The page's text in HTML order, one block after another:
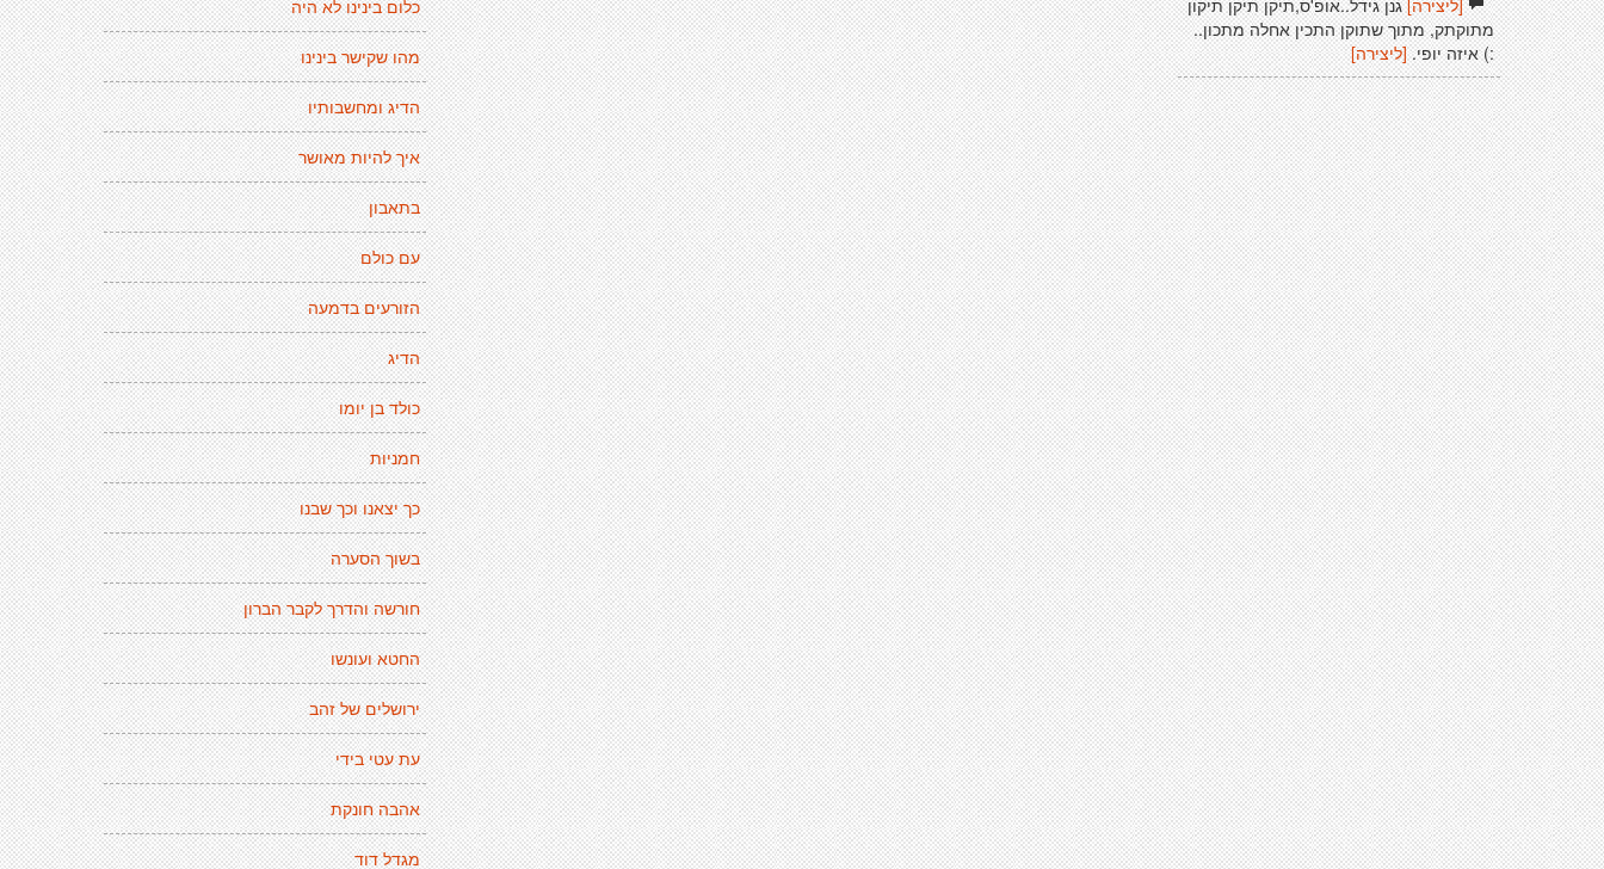
כלום בינינו לא היה
מהו שקישר בינינו
הדיג ומחשבותיו
איך להיות מאושר
בתאבון
עם כולם
הזורעים בדמעה
הדיג
כולד בן יומו
חמניות
כך יצאנו וכך שבנו
בשוך הסערה
חורשה והדרך לקבר הברון
החטא ועונשו
ירושלים של זהב
עת עטי בידי
אהבה חונקת
מגדל דוד
[ליצירה]גנן גידל..אופ'ס,תיקן תיקן תיקון
מתוקתק, מתוך שתוקן התכין אחלה מתכון..
:) איזה יופי. [ליצירה]